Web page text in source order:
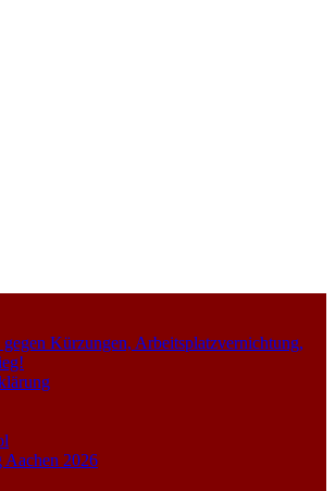
Kürzungen, Arbeitsplatzvernichtung,
Aachen 2026